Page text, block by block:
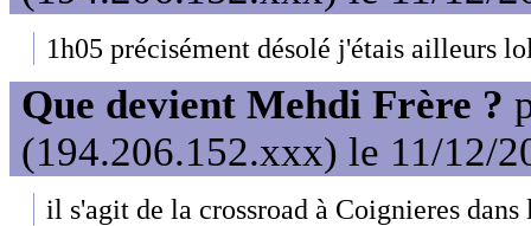
1h05 précisément désolé j'étais ailleurs
Que devient Mehdi Frère ?
(194.206.152.xxx) le 11/12/
il s'agit de la crossroad à Coignieres dans